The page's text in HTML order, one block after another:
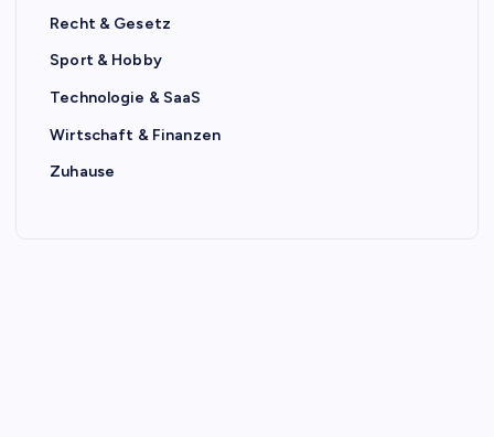
Recht & Gesetz
Sport & Hobby
Technologie & SaaS
Wirtschaft & Finanzen
Zuhause